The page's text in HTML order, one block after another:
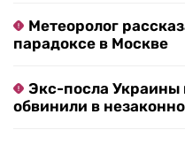
Метеоролог
парадоксе в Москве
Экс-посла
обвинили в